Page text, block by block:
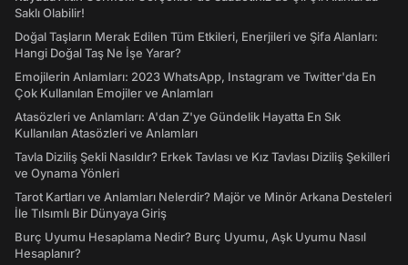
Saklı Olabilir!
Doğal Taşların Merak Edilen Tüm Etkileri, Enerjileri ve Şifa Alanları:
Hangi Doğal Taş Ne İşe Yarar?
Emojilerin Anlamları: 2023 WhatsApp, Instagram ve Twitter'da En
Çok Kullanılan Emojiler ve Anlamları
Atasözleri ve Anlamları: A'dan Z'ye Gündelik Hayatta En Sık
Kullanılan Atasözleri ve Anlamları
Tavla Diziliş Şekli Nasıldır? Erkek Tavlası ve Kız Tavlası Diziliş Şekilleri
ve Oynama Yönleri
Tarot Kartları ve Anlamları Nelerdir? Majör ve Minör Arkana Desteleri
İle Tılsımlı Bir Dünyaya Giriş
Burç Uyumu Hesaplama Nedir? Burç Uyumu, Aşk Uyumu Nasıl
Hesaplanır?